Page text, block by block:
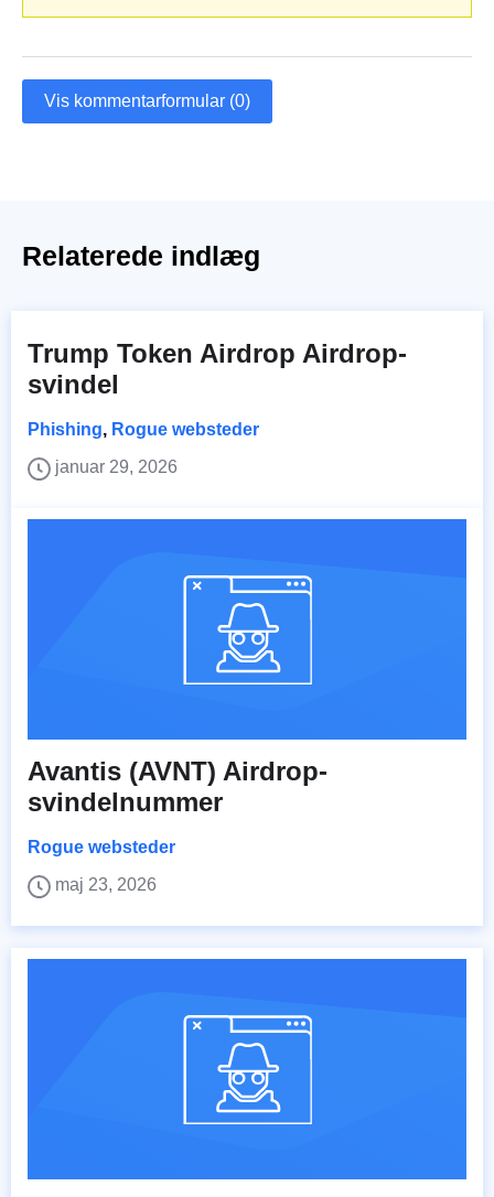
Vis kommentarformular (0)
Relaterede indlæg
Trump Token Airdrop Airdrop-
svindel
Phishing, Rogue websteder
januar 29, 2026
Avantis (AVNT) Airdrop-
svindelnummer
Rogue websteder
maj 23, 2026